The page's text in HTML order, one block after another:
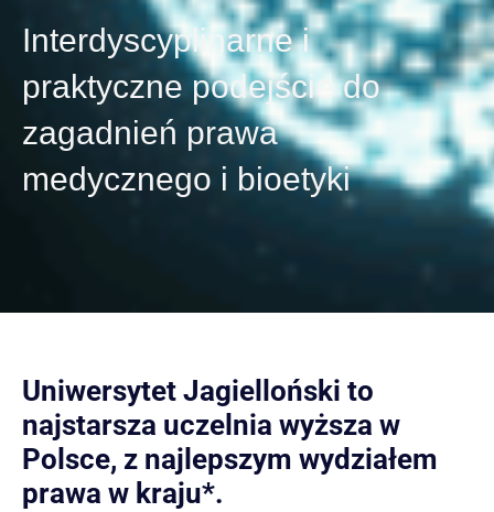
Interdyscyplinarne i
praktyczne podejście do
zagadnień prawa
medycznego i bioetyki
Uniwersytet Jagielloński to
najstarsza uczelnia wyższa w
Polsce, z najlepszym wydziałem
prawa w kraju*.